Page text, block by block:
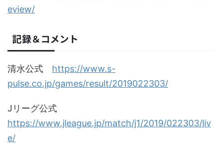
eview/
記録＆コメント
清水公式 https://www.s-
pulse.co.jp/games/result/2019022303/
Jリーグ公式
https://www.jleague.jp/match/j1/2019/022303/liv
e/